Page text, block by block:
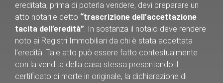
ereditata, prima di poterla vendere, devi preparare un
atto notarile detto “trascrizione dell’accettazione
tacita dell’eredità”. In sostanza il notaio deve rendere
noto ai Registri Immobiliari da chi è stata accettata
l’eredità. Tale atto può essere fatto contestualmente
con la vendita della casa stessa presentando il
certificato di morte in originale, la dichiarazione di